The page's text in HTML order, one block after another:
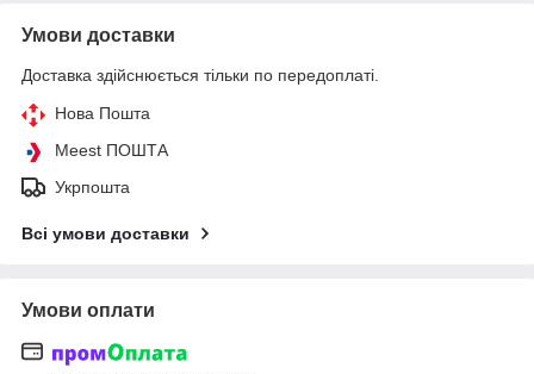
Умови доставки
Доставка здійснюється тільки по передоплаті.
Нова Пошта
Meest ПОШТА
Укрпошта
Всі умови доставки
Умови оплати